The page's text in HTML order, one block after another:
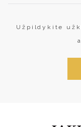
Užpildykite